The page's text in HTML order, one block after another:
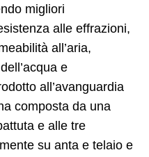
migliori
alle effrazioni,
all’aria,
e
all’avanguardia
composta da una
e alle tre
su anta e telaio e